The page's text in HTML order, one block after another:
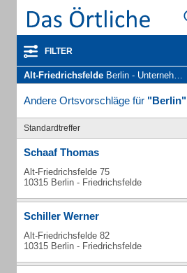
FILTER
Alt-Friedrichsfelde Berlin - Unternehmen und Personen
Andere Ortsvorschläge für "Berlin"
Standardtreffer
Schaaf Thomas
Alt-Friedrichsfelde 75
10315 Berlin - Friedrichsfelde
Schiller Werner
Alt-Friedrichsfelde 82
10315 Berlin - Friedrichsfelde